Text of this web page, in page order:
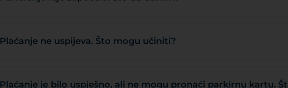
Plaćanje ne uspijeva. Što mogu učiniti?
Plaćanje je bilo uspješno, ali ne mogu pronaći parkirnu kartu.